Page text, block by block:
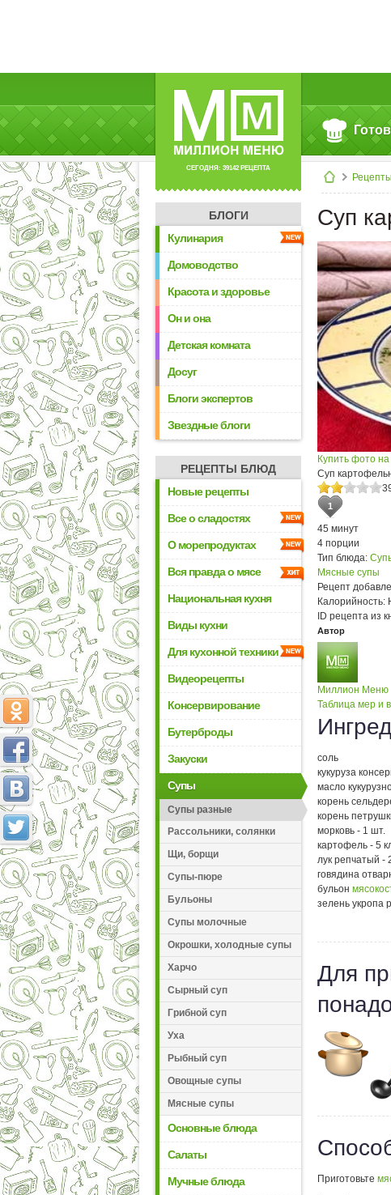
СЕГОДНЯ: 39142 РЕЦЕПТА
БЛОГИ
Кулинария
Домоводство
Красота и здоровье
Он и она
Детская комната
Досуг
Блоги экспертов
Звездные блоги
РЕЦЕПТЫ БЛЮД
Новые рецепты
Все о сладостях
О морепродуктах
Вся правда о мясе
Национальная кухня
Виды кухни
Для кухонной техники
Видеорецепты
Консервирование
Бутерброды
Закуски
Супы
Супы разные
Рассольники, солянки
Щи, борщи
Супы-пюре
Бульоны
Супы молочные
Окрошки, холодные супы
Харчо
Сырный суп
Грибной суп
Уха
Рыбный суп
Овощные супы
Мясные супы
Основные блюда
Салаты
Мучные блюда
Суп
Купить фото
Суп
1
45 минут
4 порции
Тип блюда:
Мясные супы
Рецепт
Калорийность:
ID рецепта из
Автор
Миллион Меню
Таблица мер и
соль
кукуруза
масло
корень
корень
морковь - 1 шт.
картофель - 5
лук репчатый -
говядина
бульон
зелень укропа
Для
Приготовьте